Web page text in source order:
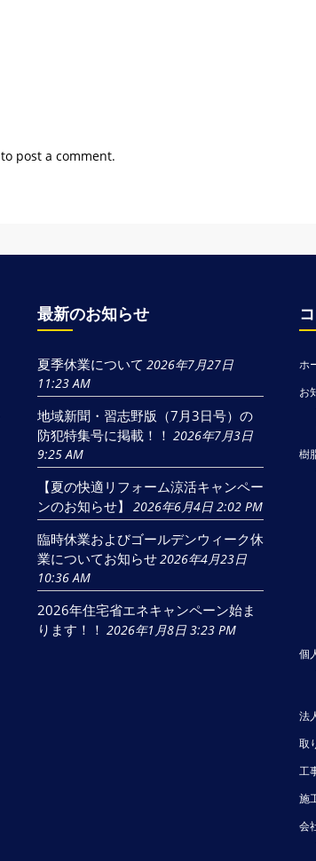
to post a comment.
最新のお知らせ
夏季休業について 2026年7月27日
11:23 AM
地域新聞・習志野版（7月3日号）の
防犯特集号に掲載！！ 2026年7月3日
9:25 AM
【夏の快適リフォーム涼活キャンペー
ンのお知らせ】
2026年6月4日 2:02 PM
臨時休業およびゴールデンウィーク休
業についてお知らせ2026年4月23日
10:36 AM
2026年住宅省エネキャンペーン始ま
ります！！ 2026年1月8日 3:23 PM
ホ
お
樹
個
法
取
工
施
会